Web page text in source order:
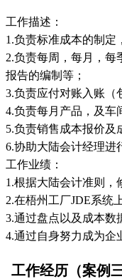
工作描述：
1.负责标准成本的制定
2.负责每周，每月，每
报告的编制等；
3.负责应付对账入账（
4.负责每月产品，及车
5.负责销售成本报价及
6.协助大陆会计经理进
工作业绩：
1.根据大陆会计准则，
2.在梧州工厂JDE系统
3.通过盘点以及成本数
4.通过自身努力成为企
工作经历（案例三